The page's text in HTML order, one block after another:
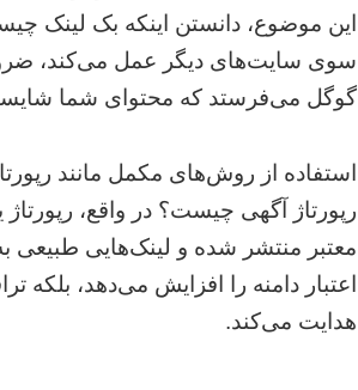
این موضوع، دانستن اینکه بک لینک
سوی سایت‌های دیگر عمل می‌کند،
گوگل می‌فرستد که محتوای شما
استفاده از روش‌های مکمل مانند
رپورتاژ آگهی چیست؟ در واقع،
معتبر منتشر شده و لینک‌هایی طبیعی
اعتبار دامنه را افزایش می‌دهد، بلکه
هدایت می‌کند.